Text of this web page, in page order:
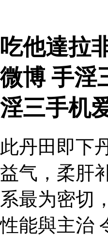
吃他達拉
微博 手淫
淫三手机
此丹田即下
益气，柔肝
系最为密切
性能與主治